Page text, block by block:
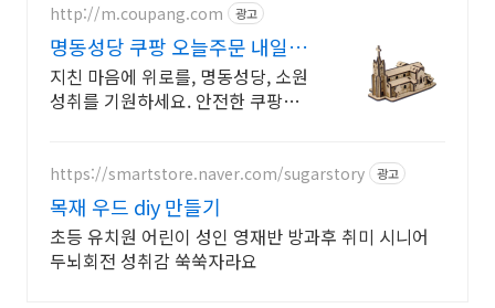
http://m.coupang.com 광고
명동성당 쿠팡 오늘주문 내일도
착 로켓배송
지친 마음에 위로를, 명동성당, 소원
성취를 기원하세요. 안전한 쿠팡에
https://smartstore.naver.com/sugarstory 광고
목재 우드 diy 만들기
초등 유치원 어린이 성인 영재반 방과후 취미 시니어
두뇌회전 성취감 쑥쑥자라요